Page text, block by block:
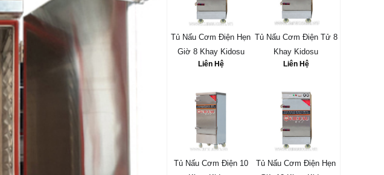
Tủ Nấu Cơm Điện Hẹn
Giờ 8 Khay Kidosu
Liên Hệ
Tủ Nấu Cơm Điện Tử 8
Khay Kidosu
Liên Hệ
Tủ Nấu Cơm Điện 10
Tủ Nấu Cơm Điện Hẹn